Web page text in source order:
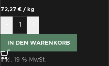
72,27€ / kg
IN DEN WARENKORB
inkl. 19 % MwSt.